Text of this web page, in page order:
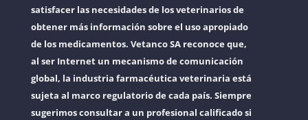
satisfacer las necesidades de los veterinarios de
obtener más información sobre el uso apropiado
de los medicamentos. Vetanco SA reconoce que,
al ser Internet un mecanismo de comunicación
global, la industria farmacéutica veterinaria está
sujeta al marco regulatorio de cada país. Siempre
sugerimos consultar a un profesional calificado si